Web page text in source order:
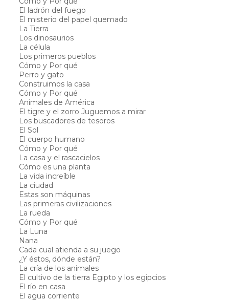
El ladrón del fuego
El misterio del papel quemado
La Tierra
Los dinosaurios
La célula
Los primeros pueblos
Cómo y Por qué
Perro y gato
Construimos la casa
Cómo y Por qué
Animales de América
El tigre y el zorro Juguemos a mirar
Los buscadores de tesoros
El Sol
El cuerpo humano
Cómo y Por qué
La casa y el rascacielos
Cómo es una planta
La vida increíble
La ciudad
Estas son máquinas
Las primeras civilizaciones
La rueda
Cómo y Por qué
La Luna
Nana
Cada cual atienda a su juego
¿Y éstos, dónde están?
La cría de los animales
El cultivo de la tierra Egipto y los egipcios
El río en casa
El agua corriente